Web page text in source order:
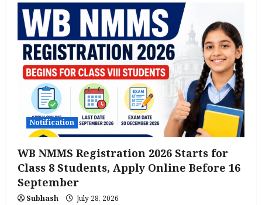
Notification
WB NMMS Registration 2026 Starts for
Class 8 Students, Apply Online Before 16
September
Subhash July 28, 2026